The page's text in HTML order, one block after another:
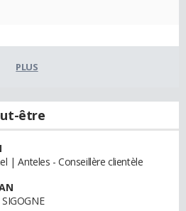
PLUS
être
| Anteles - Conseillère clientèle